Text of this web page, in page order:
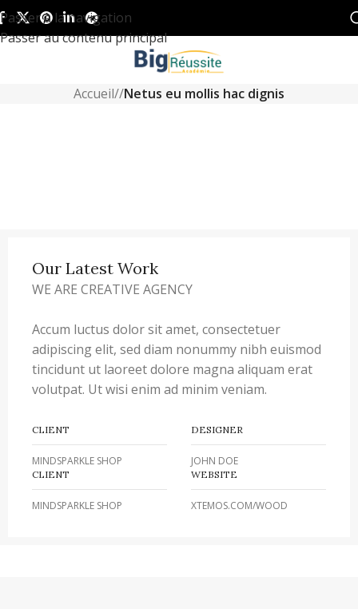
Passer à la navigation
Passer au contenu principal
Accueil//Netus eu mollis hac dignis
Our Latest Work
WE ARE CREATIVE AGENCY
Accum luctus dolor sit amet, consectetuer
adipiscing elit, sed diam nonummy nibh euismod
tincidunt ut laoreet dolore magna aliquam erat
volutpat. Ut wisi enim ad minim veniam.
CLIENT
MINDSPARKLE SHOP
DESIGNER
JOHN DOE
CLIENT
MINDSPARKLE SHOP
WEBSITE
XTEMOS.COM/WOOD